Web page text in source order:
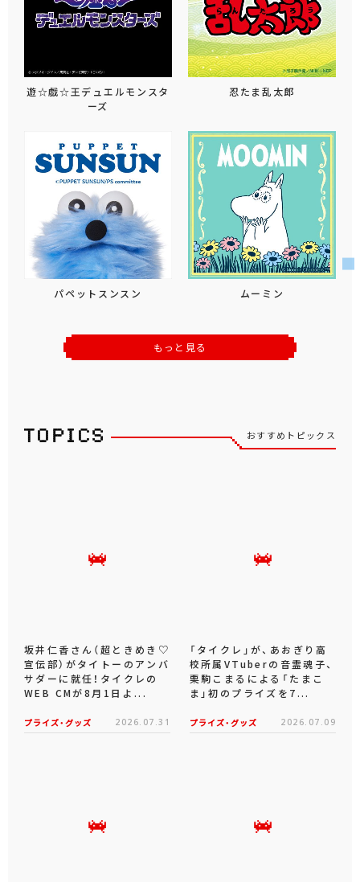
遊☆戯☆王デュエルモンスタ
ーズ
忍たま乱太郎
パペットスンスン ムーミン
もっと見る
おすすめトピックス
坂井仁香さん（超ときめき♡
宣伝部）がタイトーのアンバ
サダーに就任！タイクレの
WEB CMが8月1日よ...
プライズ・グッズ 2026.07.31
「タイクレ」が、あおぎり高
校所属VTuberの音霊魂子、
栗駒こまるによる「たまこ
ま」初のプライズを7...
プライズ・グッズ 2026.07.09